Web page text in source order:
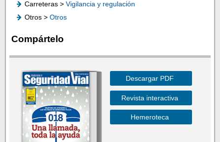
Carreteras > Vigilancia y regulación
Otros > Otros
Compártelo
Descargar PDF
Revista interactiva
Hemeroteca